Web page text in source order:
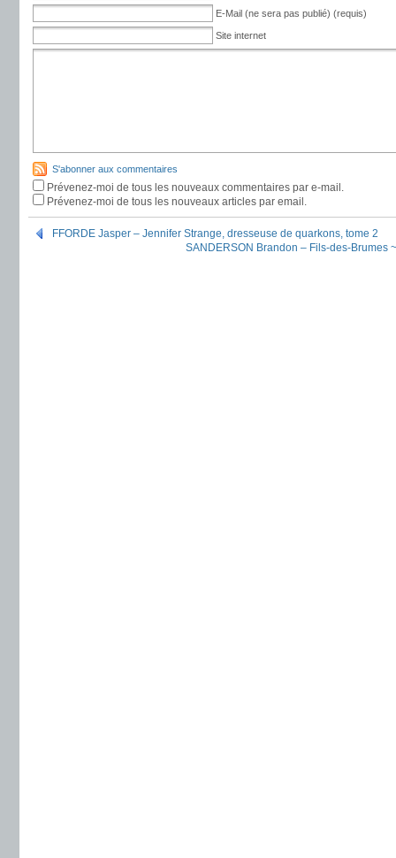
E-Mail (ne sera pas publié) (requis)
Site internet
S'abonner aux commentaires
Prévenez-moi de tous les nouveaux commentaires par e-mail.
Prévenez-moi de tous les nouveaux articles par email.
FFORDE Jasper – Jennifer Strange, dresseuse de quarkons, tome 2
SANDERSON Brandon – Fils-des-Brumes